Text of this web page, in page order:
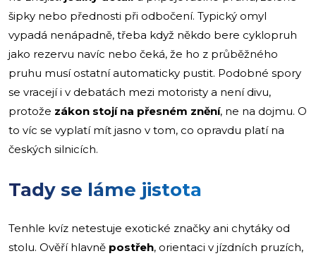
šipky nebo přednosti při odbočení. Typický omyl
vypadá nenápadně, třeba když někdo bere cyklopruh
jako rezervu navíc nebo čeká, že ho z průběžného
pruhu musí ostatní automaticky pustit. Podobné spory
se vracejí i v debatách mezi motoristy a není divu,
protože zákon stojí na přesném znění, ne na dojmu. O
to víc se vyplatí mít jasno v tom, co opravdu platí na
českých silnicích.
Tady se láme jistota
Tenhle kvíz netestuje exotické značky ani chytáky od
stolu. Ověří hlavně postřeh, orientaci v jízdních pruzích,